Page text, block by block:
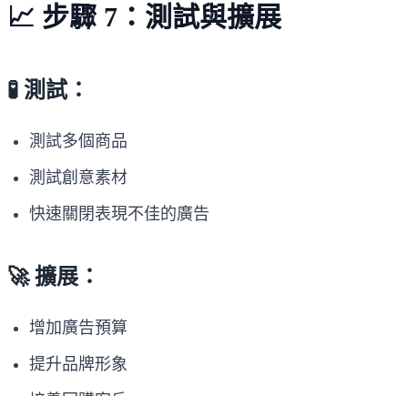
📈 步驟 7：測試與擴展
🧪 測試：
測試多個商品
測試創意素材
快速關閉表現不佳的廣告
🚀 擴展：
增加廣告預算
提升品牌形象